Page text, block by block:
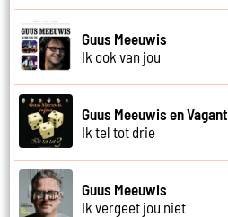
Guus Meeuwis
Ik ook van jou
Guus Meeuwis en Vagant
Ik tel tot drie
Guus Meeuwis
Ik vergeet jou niet